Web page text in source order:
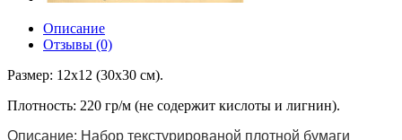
Описание
Отзывы (0)
Размер: 12х12 (30х30 см).
Плотность: 220 гр/м (не содержит кислоты и лигнин).
Описание: Набор текстурированой плотной бумаги